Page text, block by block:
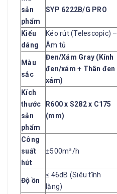
sản
phẩm
SYP 6222B/G PRO
Kiểu
dáng
Kéo rút (Telescopic) –
Âm tủ
Màu
sắc
Đen/Xám Gray (Kính
đen/xám + Thân đen
xám)
Kích
thước
sản
phẩm
R600 x S282 x C175
(mm)
Công
suất
hút
±500m³/h
Độ ồn
≤ 46dB (Siêu tĩnh
lặng)